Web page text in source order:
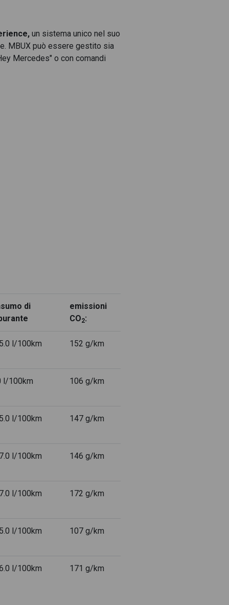
auto
EQ
Mercedes CLA Coupè 250 bianco
Mercedes CLA Coupè 350 bianco
Mercedes CLA Coupè grigio
un sistema unico nel suo
MBUX può essere gestito sia
Mercedes" o con comandi
di
emissioni
CO2:
l/100km 152 g/km
l/100km 106 g/km
l/100km 147 g/km
l/100km 146 g/km
l/100km 172 g/km
l/100km 107 g/km
l/100km 171 g/km